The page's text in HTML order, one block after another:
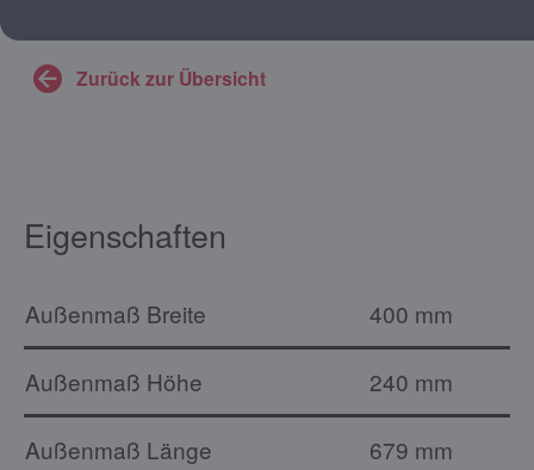
Zurück zur Übersicht
Eigenschaften
Außenmaß Breite 400 mm
Außenmaß Höhe 240 mm
Außenmaß Länge 679 mm